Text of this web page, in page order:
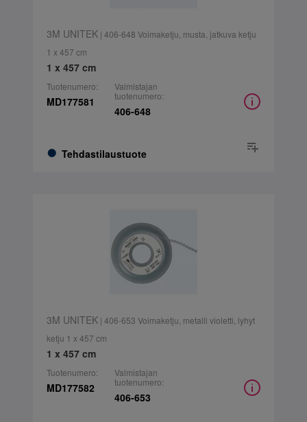
3M UNITEK| 406-648 Voimaketju, musta, jatkuva ketju
1 x 457 cm
1 x 457 cm
Tuotenumero:
MD177581
Tehdastilaustuote
Valmistajan
tuotenumero:
406-648
3M UNITEK| 406-653 Voimaketju, metalli violetti, lyhyt
ketju 1 x 457 cm
1 x 457 cm
Tuotenumero:
MD177582
Valmistajan
tuotenumero:
406-653